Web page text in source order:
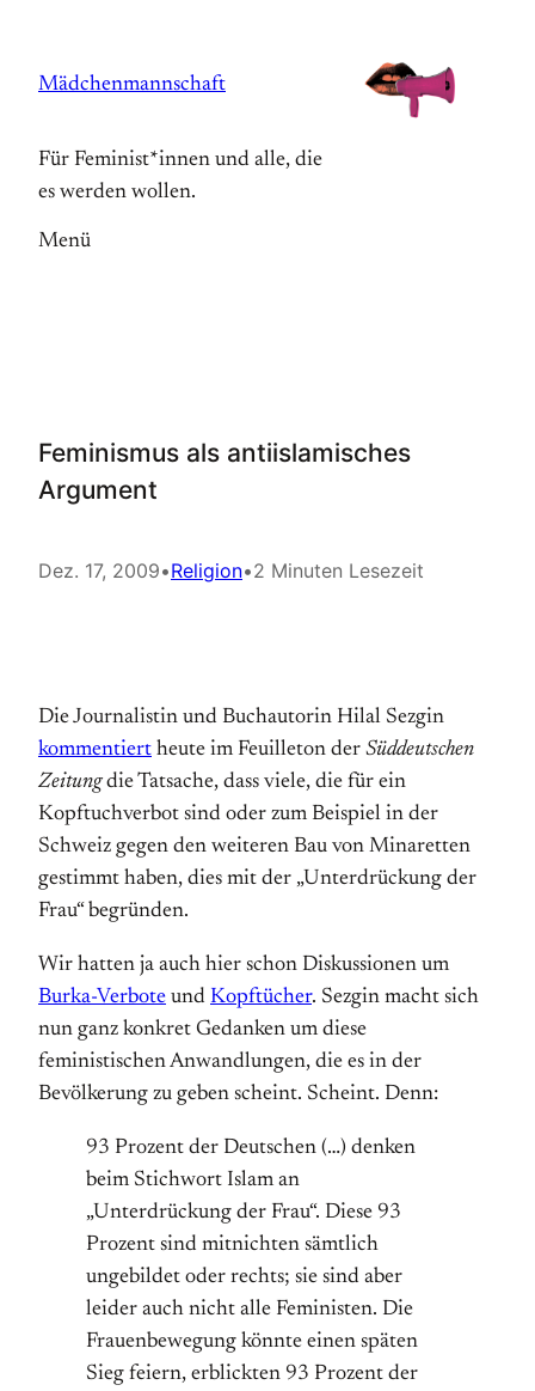
springen
Mädchenmannschaft
Für Feminist*innen und alle, die
es werden wollen.
Menü
Feminismus als antiislamisches
Argument
Dez. 17, 2009•Religion•2 Minuten Lesezeit
Die Journalistin und Buchautorin Hilal Sezgin
kommentiert heute im Feuilleton der Süddeutschen
Zeitungdie Tatsache, dass viele, die für ein
Kopftuchverbot sind oder zum Beispiel in der
Schweiz gegen den weiteren Bau von Minaretten
gestimmt haben, dies mit der „Unterdrückung der
Frau“ begründen.
Wir hatten ja auch hier schon Diskussionen um
Burka-Verbote und Kopftücher. Sezgin macht sich
nun ganz konkret Gedanken um diese
feministischen Anwandlungen, die es in der
Bevölkerung zu geben scheint. Scheint. Denn:
93 Prozent der Deutschen (…) denken
beim Stichwort Islam an
„Unterdrückung der Frau“. Diese 93
Prozent sind mitnichten sämtlich
ungebildet oder rechts; sie sind aber
leider auch nicht alle Feministen. Die
Frauenbewegung könnte einen späten
Sieg feiern, erblickten 93 Prozent der